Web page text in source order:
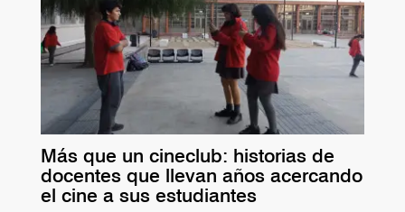
Más que un cineclub: historias de
docentes que llevan años acercando
el cine a sus estudiantes